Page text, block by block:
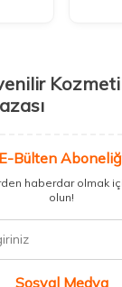
edici gıda
mağaza
bir çatı altında
sağlık ürünleriyle
için güvenilir takviye
E-Bülten
haberdar olmak
olun!
Sosyal Medya